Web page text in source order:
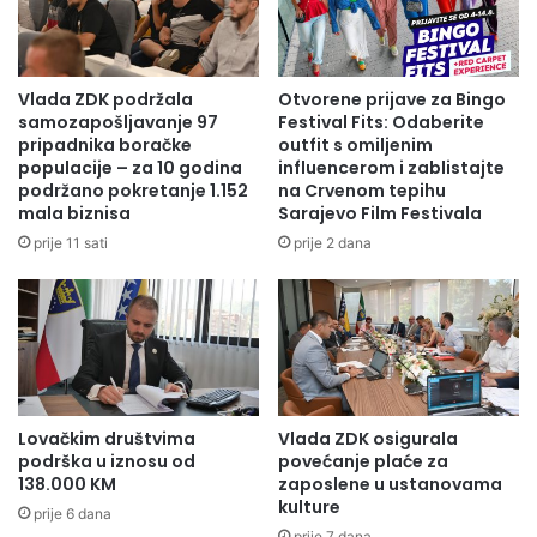
UKUPNO ZDK 16 773
IZVOR: Institut za zdravlje i sigurnost hrane Zenica
Pregled stanja
COVID-19 infekcije
Kantonalna
bolnica Zenica
1
Broj pacijenata u izolatoriju /
depadensu Infektivnog odjela
0
2
Broj hospitaliziranih COVID-
19 pozitivnih pacijenata na
Infektivnom odjelu
44
otpada
Vlada ZDK podržala
samozapošljavanje 97
pripadnika boračke
populacije – za 10 godina
podržano pokretanje 1.152
mala biznisa
prije 11 sati
Otvorene prijave za Bingo
Festival Fits: Odaberite
outfit s omiljenim
influencerom i zablistajte
na Crvenom tepihu
Sarajevo Film Festivala
prije 2 dana
Lovačkim društvima
podrška u iznosu od
138.000 KM
prije 6 dana
Vlada ZDK osigurala
povećanje plaće za
zaposlene u ustanovama
kulture